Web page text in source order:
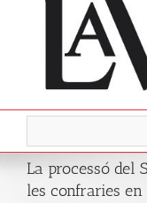
La processó del
les confraries